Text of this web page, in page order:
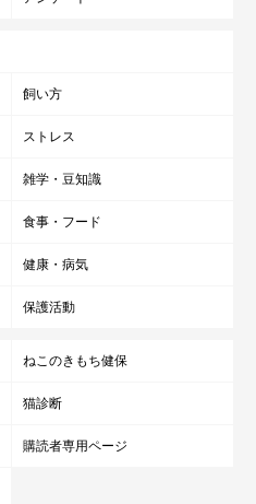
飼い方
ストレス
雑学・豆知識
食事・フード
健康・病気
保護活動
ねこのきもち健保
猫診断
購読者専用ページ